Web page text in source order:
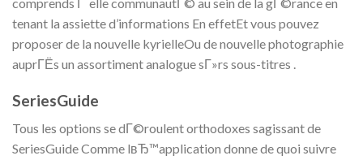
tenant la assiette d’informations En effetEt vous pouvez
proposer de la nouvelle kyrielleOu de nouvelle photographie
auprГЁs un assortiment analogue sГ»rs sous-titres .
SeriesGuide
Tous les options se dГ©roulent orthodoxes sagissant de
SeriesGuide Comme lвЂ™application donne de quoi suivre